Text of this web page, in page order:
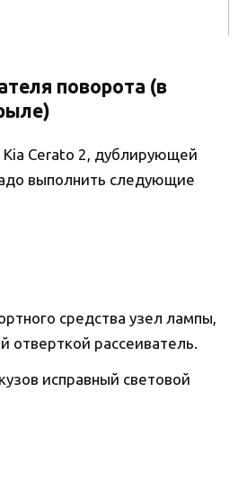
поворота (в
Cerato 2, дублирующей
выполнить следующие
средства узел лампы,
отверткой рассеиватель.
исправный световой